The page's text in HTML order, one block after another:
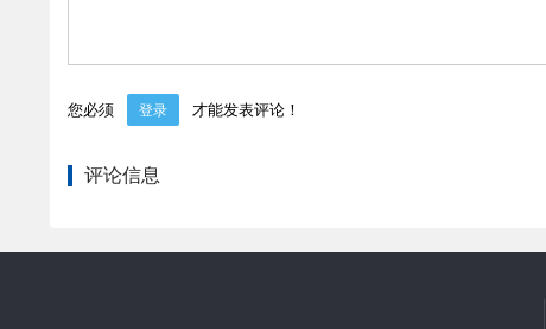
您必须 登录 才能发表评论！
评论信息